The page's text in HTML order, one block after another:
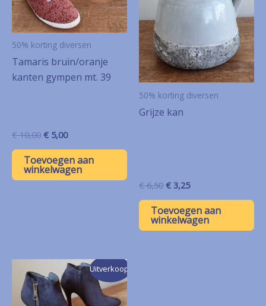
50% korting diversen
Tamaris bruin/oranje
kanten gympen mt. 39
€10,00 Oorspronkelijke
was:
€ 10,00.
€ 5,00Huidige
is:
€ 5,00.
Toevoegen aan
winkelwagen
50% korting diversen
Grijze kan
€6,50 Oorspronkelijke
was:
€ 6,50.
€ 3,25Huidige
is:
€ 3,25.
Toevoegen aan
winkelwagen
Uitverkoop!